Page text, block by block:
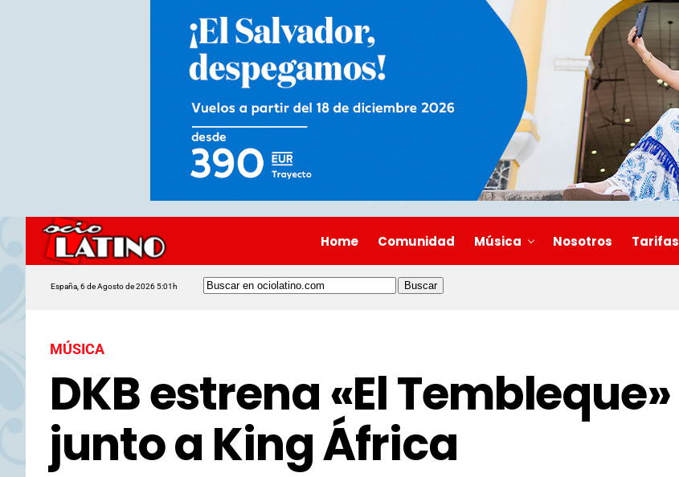
Home Comunidad Música Nosotros Tarifas
España, 6 de Agosto de 2026 5:01h
MÚSICA
DKB estrena «El Tembleque»
junto a King África